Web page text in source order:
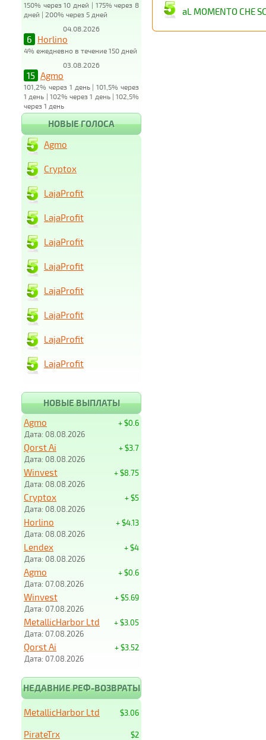
150% через 10 дней | 175% через 8
дней | 200% через 5 дней
04.08.2026
6 Horlino
4% ежедневно в течение 150 дней
03.08.2026
15 Agmo
101,2% через 1 день | 101,5% через
1 день | 102% через 1 день | 102,5%
через 1 день
aL MOMENTO CHE
НОВЫЕ ГОЛОСА
Agmo
Cryptox
LajaProfit
LajaProfit
LajaProfit
LajaProfit
LajaProfit
LajaProfit
LajaProfit
LajaProfit
НОВЫЕ ВЫПЛАТЫ
+ $0.6
Agmo
Дата: 08.08.2026
+ $3.7
Qorst Ai
Дата: 08.08.2026
+ $8.75
Winvest
Дата: 08.08.2026
+ $5
Cryptox
Дата: 08.08.2026
+ $4.13
Horlino
Дата: 08.08.2026
+ $4
Lendex
Дата: 08.08.2026
+ $0.6
Agmo
Дата: 07.08.2026
+ $5.69
Winvest
Дата: 07.08.2026
+ $3.05
MetallicHarbor Ltd
Дата: 07.08.2026
+ $3.52
Qorst Ai
Дата: 07.08.2026
НЕДАВНИЕ РЕФ-ВОЗВРАТЫ
$3.06
MetallicHarbor Ltd
$2
PirateTrx